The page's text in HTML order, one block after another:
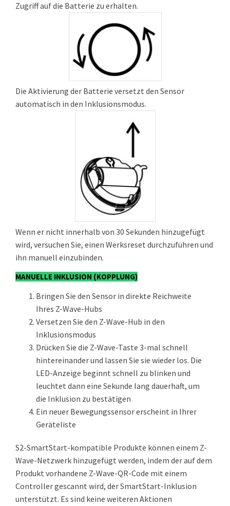
Zugriff auf die Batterie zu erhalten.
Die Aktivierung der Batterie versetzt den Sensor
automatisch in den Inklusionsmodus.
Wenn er nicht innerhalb von 30 Sekunden hinzugefügt
wird, versuchen Sie, einen Werksreset durchzuführen und
ihn manuell einzubinden.
MANUELLE INKLUSION (KOPPLUNG)
Bringen Sie den Sensor in direkte Reichweite
Ihres Z-Wave-Hubs
Versetzen Sie den Z-Wave-Hub in den
Inklusionsmodus
Drücken Sie die Z-Wave-Taste 3-mal schnell
hintereinander und lassen Sie sie wieder los. Die
LED-Anzeige beginnt schnell zu blinken und
leuchtet dann eine Sekunde lang dauerhaft, um
die Inklusion zu bestätigen
Ein neuer Bewegungssensor erscheint in Ihrer
Geräteliste
S2-SmartStart-kompatible Produkte können einem Z-
Wave-Netzwerk hinzugefügt werden, indem der auf dem
Produkt vorhandene Z-Wave-QR-Code mit einem
Controller gescannt wird, der SmartStart-Inklusion
unterstützt. Es sind keine weiteren Aktionen